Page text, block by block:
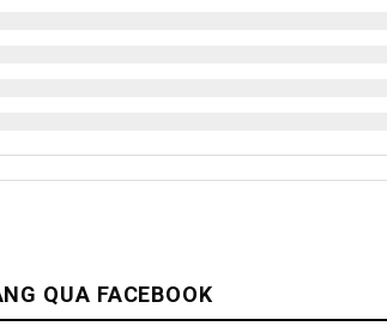
QUA FACEBOOK